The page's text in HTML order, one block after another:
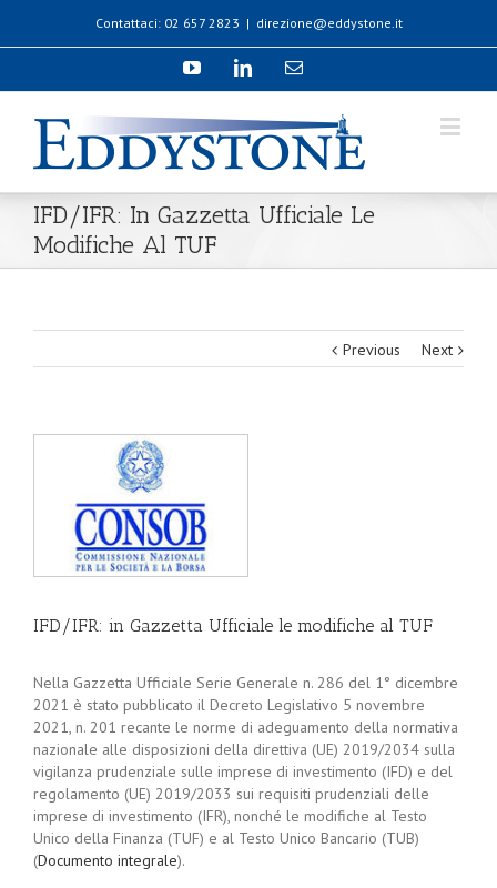
Contattaci: 02 657 2823 | direzione@eddystone.it
IFD/IFR: In Gazzetta Ufficiale Le
Modifiche Al TUF
Previous Next
IFD/IFR: in Gazzetta Ufficiale le modifiche al TUF
Nella Gazzetta Ufficiale Serie Generale n. 286 del 1° dicembre
2021 è stato pubblicato il Decreto Legislativo 5 novembre
2021, n. 201 recante le norme di adeguamento della normativa
nazionale alle disposizioni della direttiva (UE) 2019/2034 sulla
vigilanza prudenziale sulle imprese di investimento (IFD) e del
regolamento (UE) 2019/2033 sui requisiti prudenziali delle
imprese di investimento (IFR), nonché le modifiche al Testo
Unico della Finanza (TUF) e al Testo Unico Bancario (TUB)
(Documento integrale).